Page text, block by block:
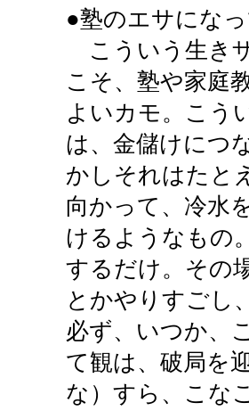
●塾のエサにな
こういう生き
こそ、塾や家庭
よいカモ。こう
は、金儲けにつ
かしそれはたと
向かって、冷水
けるようなもの
するだけ。その
とかやりすごし
必ず、いつか、
て観は、破局を
な）すら、こな